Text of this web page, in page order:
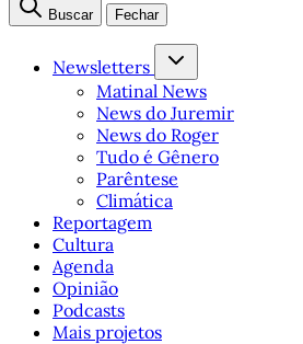
Buscar Fechar
Newsletters
Matinal News
News do Juremir
News do Roger
Tudo é Gênero
Parêntese
Climática
Reportagem
Cultura
Agenda
Opinião
Podcasts
Mais projetos